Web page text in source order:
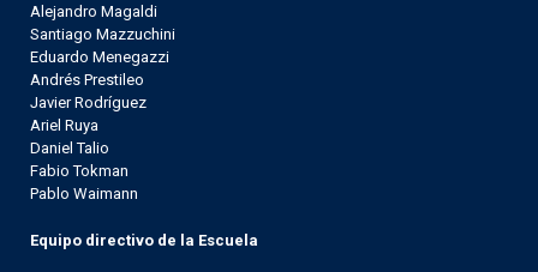
Alejandro Magaldi
Santiago Mazzuchini
Eduardo Menegazzi
Andrés Prestileo
Javier Rodríguez
Ariel Ruya
Daniel Talio
Fabio Tokman
Pablo Waimann
Equipo directivo de la Escuela